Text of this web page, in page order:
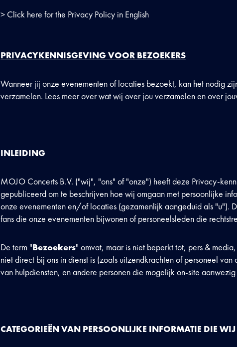
> Click here for the Privacy Policy in English
PRIVACYKENNISGEVING VOOR BEZOEKERS
Wanneer jij onze evenementen of locaties bezoekt, kan het nodig
verzamelen. Lees meer over wat wij over jou verzamelen en over
INLEIDING
MOJO Concerts B.V. ("wij", "ons" of "onze") heeft deze Privacy-
gepubliceerd om te beschrijven hoe wij omgaan met persoonlijke
onze evenementen en/of locaties (gezamenlijk aangeduid als "u").
fans die onze evenementen bijwonen of personeelsleden die
De term "Bezoekers" omvat, maar is niet beperkt tot, pers &
niet direct bij ons in dienst is (zoals uitzendkrachten of personeel van
van hulpdiensten, en andere personen die mogelijk on-site
CATEGORIEËN VAN PERSOONLIJKE INFORMATIE DIE